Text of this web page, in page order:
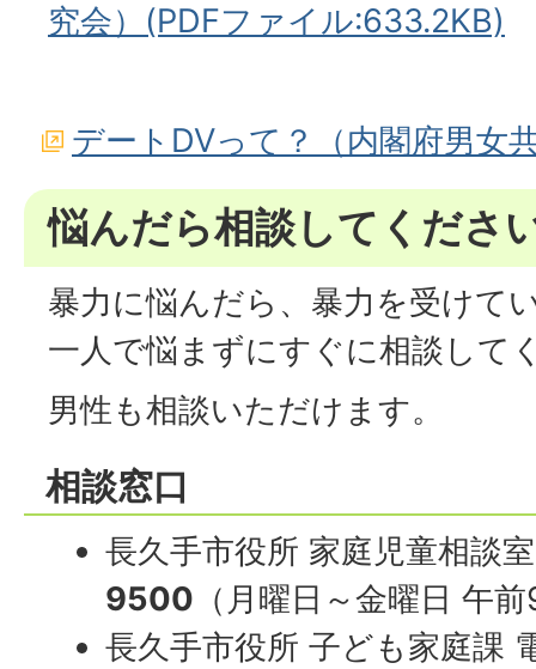
究会）(PDFファイル:633.2KB)
デートDVって？（内閣府男女
悩んだら相談してくださ
暴力に悩んだら、暴力を受けて
一人で悩まずにすぐに相談して
男性も相談いただけます。
相談窓口
長久手市役所 家庭児童相談
9500 （月曜日～金曜日 午
長久手市役所 子ども家庭課